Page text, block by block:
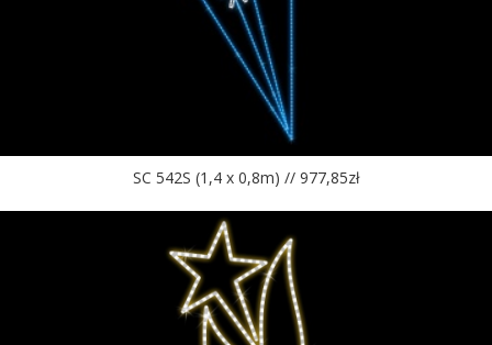
SC 542S (1,4 x 0,8m) // 977,85zł